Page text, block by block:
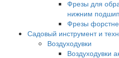
Фрезы для
нижним
Фрезы
Садовый инструмент и
Воздуходувки
Воздуходувки